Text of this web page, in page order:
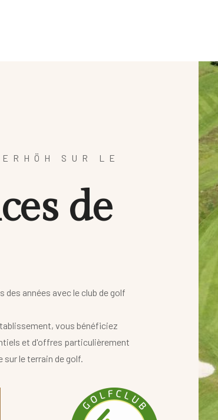
SUR LE
ces de
des années avec le club de golf
vous bénéficiez
et d'offres particulièrement
le terrain de golf.